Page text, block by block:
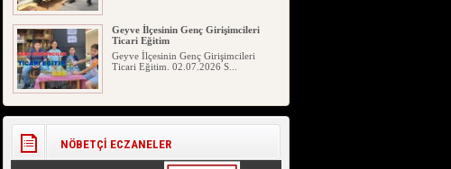
Geyve İlçesinin Genç Girişimcileri
Ticari Eğitim
Geyve İlçesinin Genç Girişimcileri
Ticari Eğitim. 02.07.2026 S...
Geyve Yöresi Manav Şivesinden
Açıklamalı Örnekler
Kullandığı Bazı Kelimelerin
NÖBETÇİ ECZANELER